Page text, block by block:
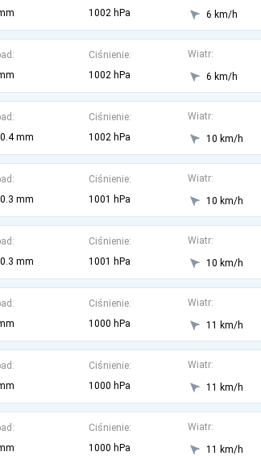
1002 hPa
6 km/h
Ciśnienie:
1002 hPa
Wiatr:
6 km/h
0.4 mm
Ciśnienie:
1002 hPa
Wiatr:
10 km/h
0.3 mm
Ciśnienie:
1001 hPa
Wiatr:
10 km/h
0.3 mm
Ciśnienie:
1001 hPa
Wiatr:
10 km/h
Ciśnienie:
1000 hPa
Wiatr:
11 km/h
Ciśnienie:
1000 hPa
Wiatr:
11 km/h
Ciśnienie:
1000 hPa
Wiatr:
11 km/h